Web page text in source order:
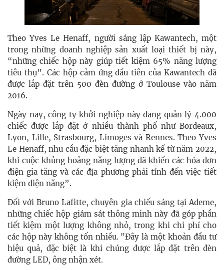
Theo Yves Le Henaff, người sáng lập Kawantech, một
trong những doanh nghiệp sản xuất loại thiết bị này,
“những chiếc hộp này giúp tiết kiệm 65% năng lượng
tiêu thụ”. Các hộp cảm ứng đầu tiên của Kawantech đã
được lắp đặt trên 500 đèn đường ở Toulouse vào năm
2016.
Ngày nay, công ty khởi nghiệp này đang quản lý 4.000
chiếc được lắp đặt ở nhiều thành phố như Bordeaux,
Lyon, Lille, Strasbourg, Limoges và Rennes. Theo Yves
Le Henaff, nhu cầu đặc biệt tăng nhanh kể từ năm 2022,
khi cuộc khủng hoảng năng lượng đã khiến các hóa đơn
điện gia tăng và các địa phương phải tính đến việc tiết
kiệm điện năng”.
Đối với Bruno Lafitte, chuyên gia chiếu sáng tại Ademe,
những chiếc hộp giám sát thông minh này đã góp phần
tiết kiệm một lượng không nhỏ, trong khi chi phí cho
các hộp này không tốn nhiều. "Đây là một khoản đầu tư
hiệu quả, đặc biệt là khi chúng được lắp đặt trên đèn
đường LED, ông nhận xét.